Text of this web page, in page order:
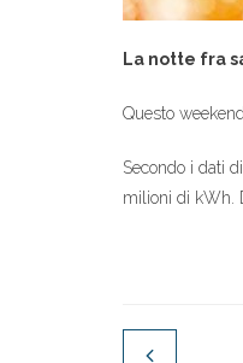
La notte fra
Questo
Secondo i dati di
milioni di kWh.